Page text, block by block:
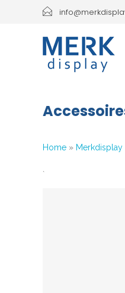
Home » Merkdisplay
`